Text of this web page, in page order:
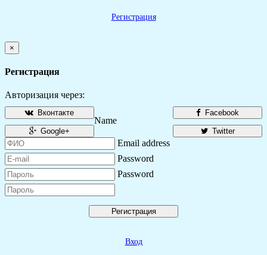
Регистрация
×
Регистрация
Авторизация через:
Facebook
Вконтакте
Twitter
Google+
Name
Email address
Password
Password
Регистрация
Вход